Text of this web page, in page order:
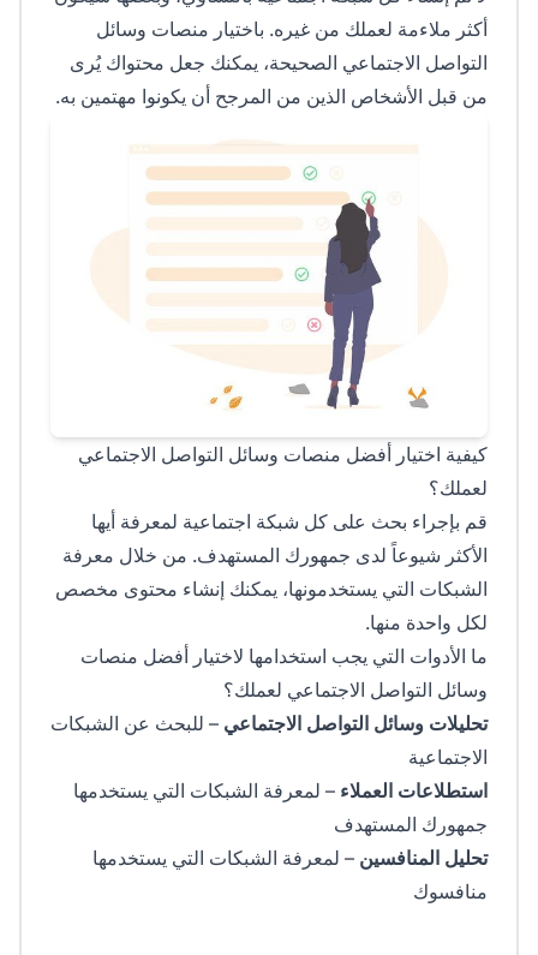
أكثر ملاءمة لعملك من غيره. باختيار منصات وسائل
التواصل الاجتماعي الصحيحة، يمكنك جعل محتواك يُرى
من قبل الأشخاص الذين من المرجح أن يكونوا مهتمين به.
كيفية اختيار أفضل منصات وسائل التواصل الاجتماعي
لعملك؟
قم بإجراء بحث على كل شبكة اجتماعية لمعرفة أيها
الأكثر شيوعاً لدى جمهورك المستهدف. من خلال معرفة
الشبكات التي يستخدمونها، يمكنك إنشاء محتوى مخصص
لكل واحدة منها.
ما الأدوات التي يجب استخدامها لاختيار أفضل منصات
وسائل التواصل الاجتماعي لعملك؟
تحليلات وسائل التواصل الاجتماعي – للبحث عن الشبكات
الاجتماعية
استطلاعات العملاء – لمعرفة الشبكات التي يستخدمها
جمهورك المستهدف
تحليل المنافسين – لمعرفة الشبكات التي يستخدمها
منافسوك